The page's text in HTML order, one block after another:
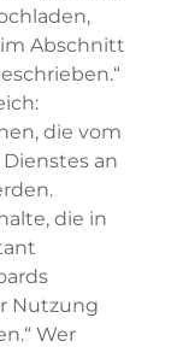
Abschnitt
die vom
an
die in
Nutzung
Wer